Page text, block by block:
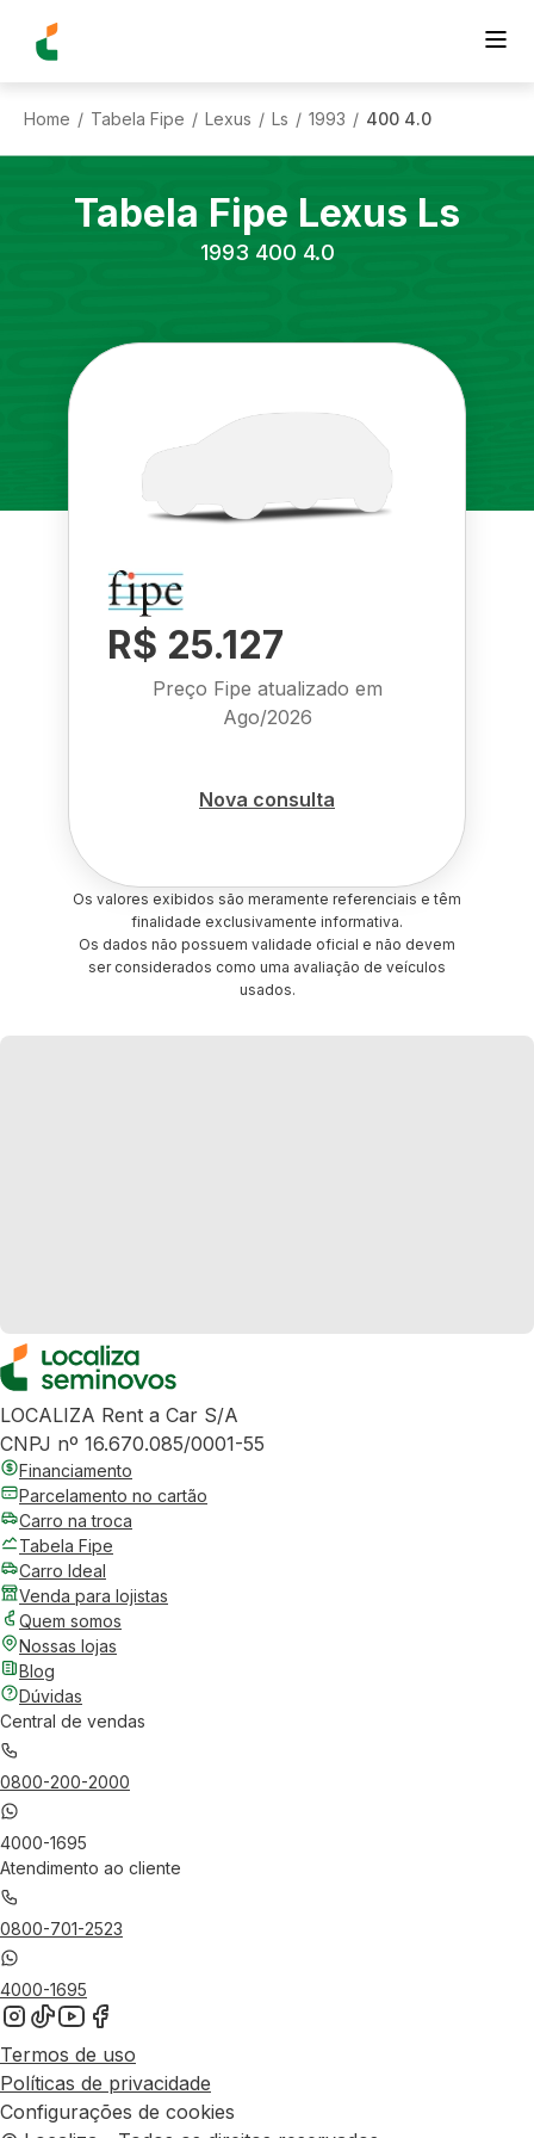
Home / Tabela Fipe / Lexus / Ls / 1993 / 400 4.0
Tabela Fipe Lexus Ls
1993 400 4.0
R$ 25.127
Preço Fipe atualizado em
Ago/2026
Nova consulta
Os valores exibidos são meramente referenciais e têm
finalidade exclusivamente informativa.
Os dados não possuem validade oficial e não devem
ser considerados como uma avaliação de veículos
usados.
LOCALIZA Rent a Car S/A
CNPJ nº 16.670.085/0001-55
Financiamento
Parcelamento no cartão
Carro na troca
Tabela Fipe
Carro Ideal
Venda para lojistas
Quem somos
Nossas lojas
Blog
Dúvidas
Central de vendas
0800-200-2000
4000-1695
Atendimento ao cliente
0800-701-2523
4000-1695
Termos de uso
Políticas de privacidade
Configurações de cookies